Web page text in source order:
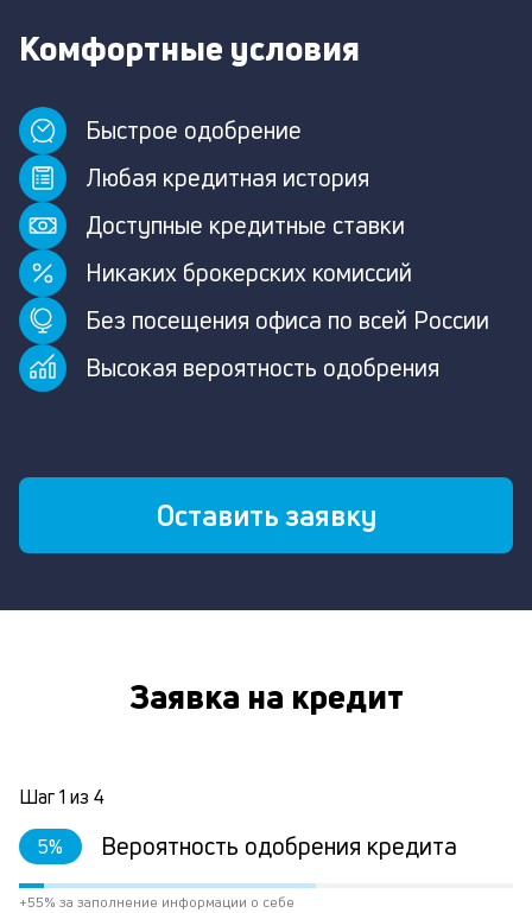
Комфортные условия
Быстрое одобрение
Любая кредитная история
Доступные кредитные ставки
Никаких брокерских комиссий
Без посещения офиса по всей России
Высокая вероятность одобрения
Оставить заявку
Заявка на кредит
Шаг1 из 4
5% Вероятность одобрения кредита
+55% за заполнение информации о себе